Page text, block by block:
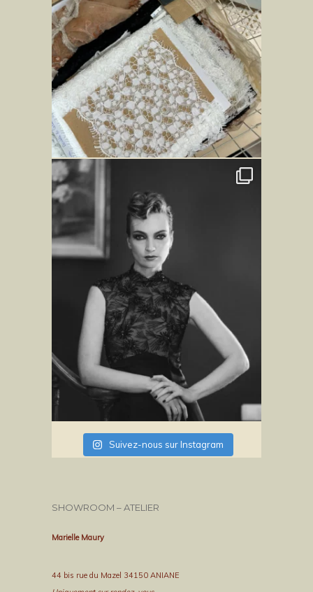
Suivez-nous sur Instagram
SHOWROOM – ATELIER
Marielle Maury
44 bis rue du Mazel 34150 ANIANE